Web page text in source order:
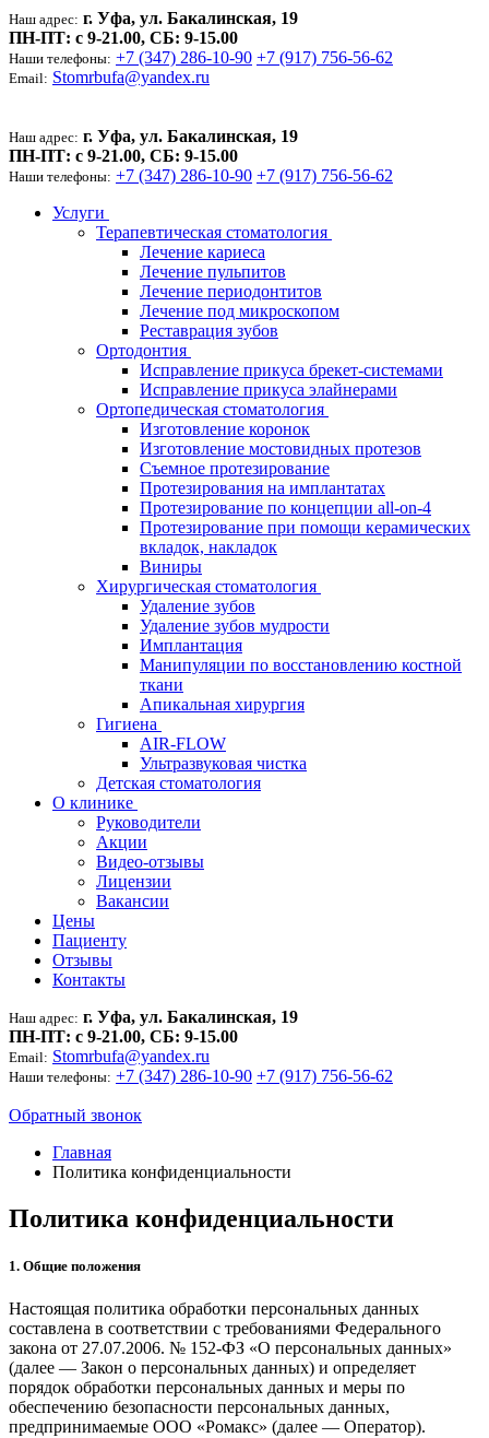
Наш адрес: г. Уфа, ул. Бакалинская, 19
ПН-ПТ: c 9-21.00, СБ: 9-15.00
Наши телефоны: +7 (347) 286-10-90 +7 (917) 756-56-62
Email: Stomrbufa@yandex.ru
Наш адрес: г. Уфа, ул. Бакалинская, 19
ПН-ПТ: c 9-21.00, СБ: 9-15.00
Наши телефоны: +7 (347) 286-10-90 +7 (917) 756-56-62
Услуги
Терапевтическая стоматология
Лечение кариеса
Лечение пульпитов
Лечение периодонтитов
Лечение под микроскопом
Реставрация зубов
Ортодонтия
Исправление прикуса брекет-системами
Исправление прикуса элайнерами
Ортопедическая стоматология
Изготовление коронок
Изготовление мостовидных протезов
Съемное протезирование
Протезирования на имплантатах
Протезирование по концепции all-on-4
Протезирование при помощи керамических
вкладок, накладок
Виниры
Хирургическая стоматология
Удаление зубов
Удаление зубов мудрости
Имплантация
Манипуляции по восстановлению костной
ткани
Апикальная хирургия
Гигиена
AIR-FLOW
Ультразвуковая чистка
Детская стоматология
О клинике
Руководители
Акции
Видео-отзывы
Лицензии
Вакансии
Цены
Пациенту
Отзывы
Контакты
Наш адрес: г. Уфа, ул. Бакалинская, 19
ПН-ПТ: c 9-21.00, СБ: 9-15.00
Email: Stomrbufa@yandex.ru
Наши телефоны: +7 (347) 286-10-90 +7 (917) 756-56-62
Обратный звонок
Главная
Политика конфиденциальности
Политика конфиденциальности
1. Общие положения
Настоящая политика обработки персональных данных
составлена в соответствии с требованиями Федерального
закона от 27.07.2006. № 152-ФЗ «О персональных данных»
(далее — Закон о персональных данных) и определяет
порядок обработки персональных данных и меры по
обеспечению безопасности персональных данных,
предпринимаемые ООО «Ромакс» (далее — Оператор).